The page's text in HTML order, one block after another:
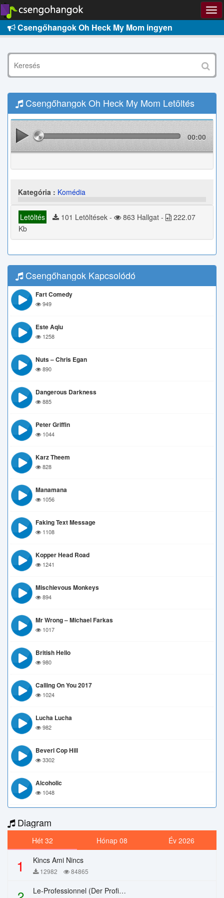
Csengőhangok Oh Heck My Mom ingyen
Csengőhangok Oh Heck My Mom Letöltés
00:00
Kategória : Komédia
Letöltés 101 Letöltések - 863 Hallgat -
222.07
Kb
Csengőhangok Kapcsolódó
Fart Comedy
949
Este Aqiu
1258
Nuts – Chris Egan
890
Dangerous Darkness
885
Peter Griffin
1044
Karz Theem
828
Manamana
1056
Faking Text Message
1108
Kopper Head Road
1241
Mischievous Monkeys
894
Mr Wrong – Michael Farkas
1017
British Hello
980
Calling On You 2017
1024
Lucha Lucha
982
Beverl Cop Hill
3302
Alcoholic
1048
Diagram
Hét 32 Hónap 08 Év 2026
1 Kincs Ami Nincs
12982 84865
Le-Professionnel (Der Profi) – Chi Mai